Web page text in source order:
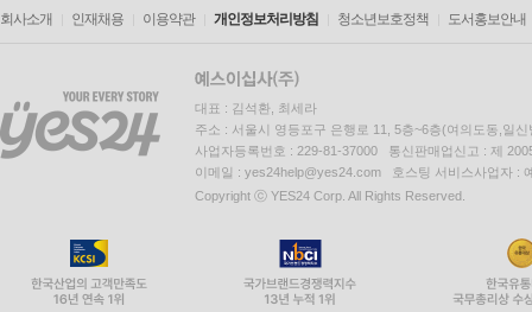
회사소개 인재채용 이용약관 개인정보처리방침 청소년보호정책 도서홍보안내
대표 : 김석환, 최세라
주소 : 서울시 영등포구 은행로 11, 5층~6층(여의도동,일신
사업자등록번호 : 229-81-37000 통신판매업신고 : 제
이메일 : yes24help@yes24.com 호스팅 서비스사업자 :
Copyright ⓒ YES24 Corp. All Rights Reserved.